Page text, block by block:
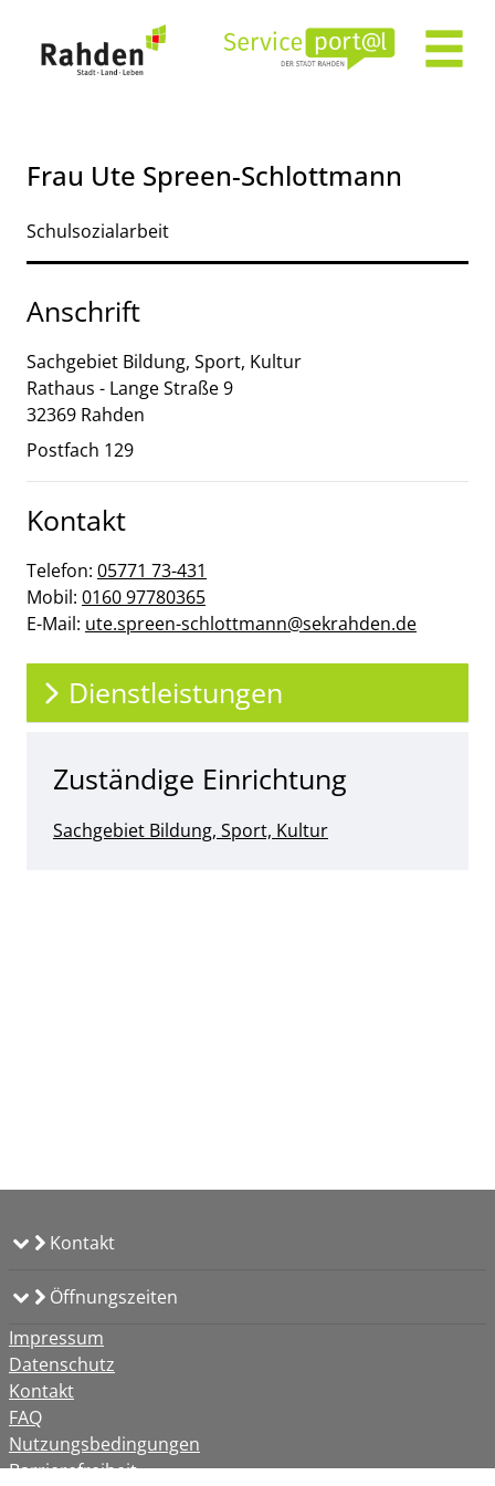
Zum Hauptinhalt springen
Frau Ute Spreen-Schlottmann
Schulsozialarbeit
Anschrift
Sachgebiet Bildung, Sport, Kultur
Rathaus - Lange Straße9
32369 Rahden
Postfach 129
Kontakt
Telefon: 05771 73-431
Mobil: 0160 97780365
E-Mail: ute.spreen-schlottmann@sekrahden.de
Dienstleistungen
Zuständige Einrichtung
Sachgebiet Bildung, Sport, Kultur
Kontakt
Öffnungszeiten
Impressum
Datenschutz
Kontakt
FAQ
Nutzungsbedingungen
Barrierefreiheit